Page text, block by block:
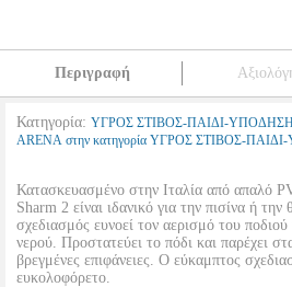
Περιγραφή
Κατηγορία: ΥΓΡΟΣ ΣΤΙΒΟΣ-ΠΑΙΔΙ-
ARENA στην κατηγορία ΥΓΡΟΣ ΣΤΙΒΟΣ-
Κατασκευασμένο στην Ιταλία από απαλό
Sharm 2 είναι ιδανικό για την πισίνα ή
σχεδιασμός ευνοεί τον αερισμό του
νερού. Προστατεύει το πόδι και παρέχει
βρεγμένες επιφάνειες. Ο εύκαμπτος
ευκολοφόρετο.